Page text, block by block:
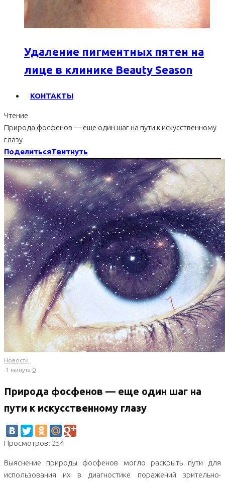
Удаление пигментных пятен на
лице в клинике Beauty Season
КОНТАКТЫ
Чтение
Природа фосфенов — еще один шаг на пути к искусственному
глазу
ПоделитьсяТвитнуть
Новости
·1 минута·0
Природа фосфенов — еще один шаг на
пути к искусственному глазу
Просмотров: 254
Выяснение природы фосфенов могло раскрыть пути для
использования их в диагностике поражений зрительно-